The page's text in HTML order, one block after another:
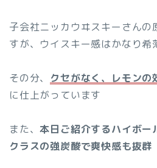
子会社ニッカウヰスキーさんの
すが、ウイスキー感はかなり希
その分、 クセがなく、レモンの
に仕上がっています
また、本日ご紹介するハイボー
クラスの強炭酸で爽快感も抜群